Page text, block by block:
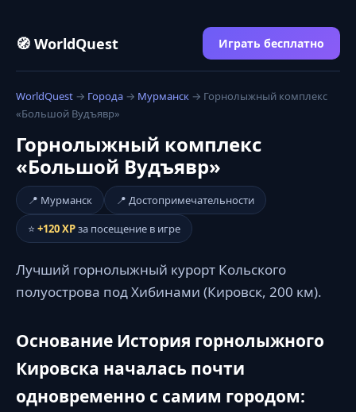
🧭 WorldQuest Играть бесплатно
WorldQuest → Города → Мурманск → Горнолыжный комплекс
«Большой Вудъявр»
Горнолыжный комплекс
«Большой Вудъявр»
📍 Мурманск
📍 Достопримечательности
⭐ +120 XPза посещение в игре
Лучший горнолыжный курорт Кольского
полуострова под Хибинами (Кировск, 200 км).
Основание История горнолыжного
Кировска началась почти
одновременно с самим городом: